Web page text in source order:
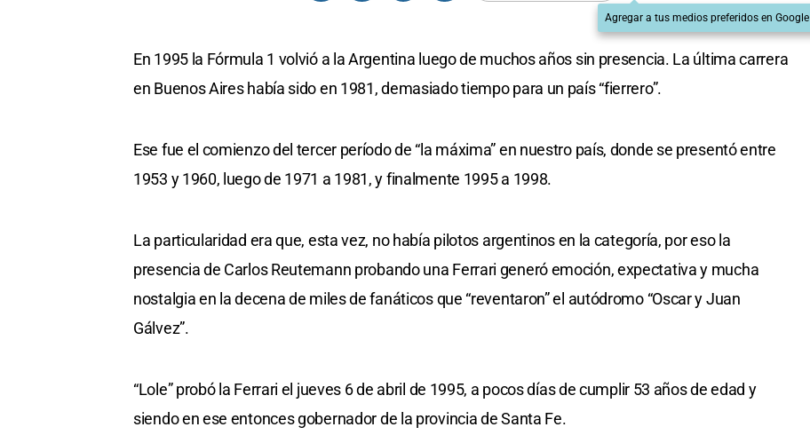
Agregar a tus medios preferidos en Google
En 1995 la Fórmula 1 volvió a la Argentina luego de muchos años sin presencia. La última carrera
en Buenos Aires había sido en 1981, demasiado tiempo para un país “fierrero”.
Ese fue el comienzo del tercer período de “la máxima” en nuestro país, donde se presentó entre
1953 y 1960, luego de 1971 a 1981, y finalmente 1995 a 1998.
La particularidad era que, esta vez, no había pilotos argentinos en la categoría, por eso la
presencia de Carlos Reutemann probando una Ferrari generó emoción, expectativa y mucha
nostalgia en la decena de miles de fanáticos que “reventaron” el autódromo “Oscar y Juan
Gálvez”.
“Lole” probó la Ferrari el jueves 6 de abril de 1995, a pocos días de cumplir 53 años de edad y
siendo en ese entonces gobernador de la provincia de Santa Fe.